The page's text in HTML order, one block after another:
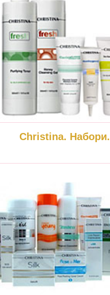
Christina. Набори.